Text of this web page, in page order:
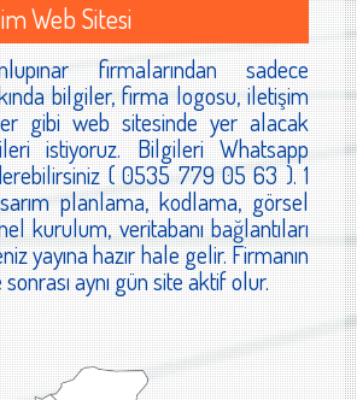
Web Sitesi
firmalarından sadece
bilgiler, firma logosu, iletişim
gibi web sitesinde yer alacak
istiyoruz. Bilgileri Whatsapp
( 0535 779 05 63 ). 1
planlama, kodlama, görsel
kurulum, veritabanı bağlantıları
yayına hazır hale gelir. Firmanın
aynı gün site aktif olur.